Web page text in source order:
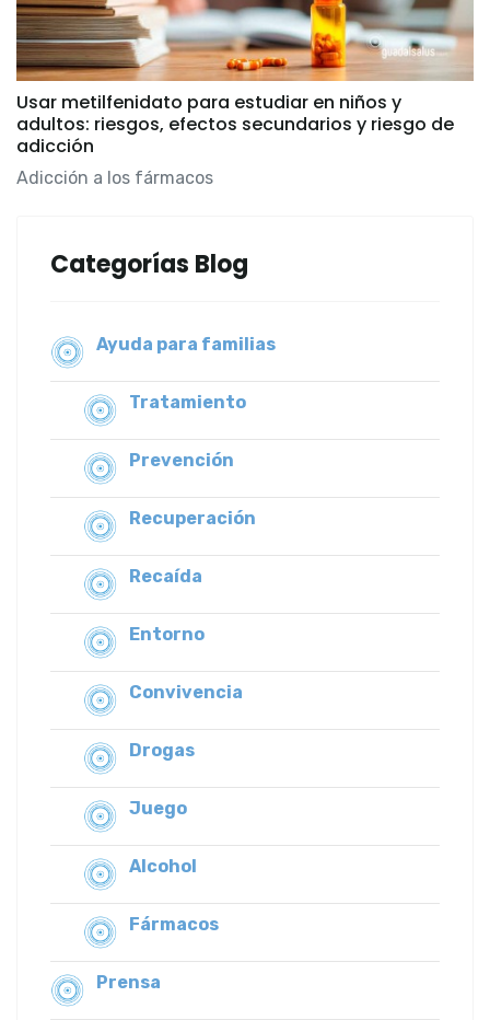
Usar metilfenidato para estudiar en niños y
adultos: riesgos, efectos secundarios y riesgo de
adicción
Adicción a los fármacos
Categorías Blog
Ayuda para familias
Tratamiento
Prevención
Recuperación
Recaída
Entorno
Convivencia
Drogas
Juego
Alcohol
Fármacos
Prensa